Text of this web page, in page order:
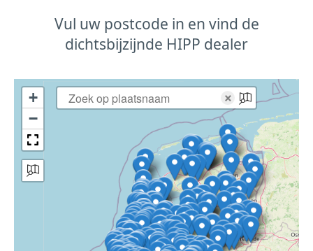
Vul uw postcode in en vind de
dichtsbijzijnde HIPP dealer
+
−
×